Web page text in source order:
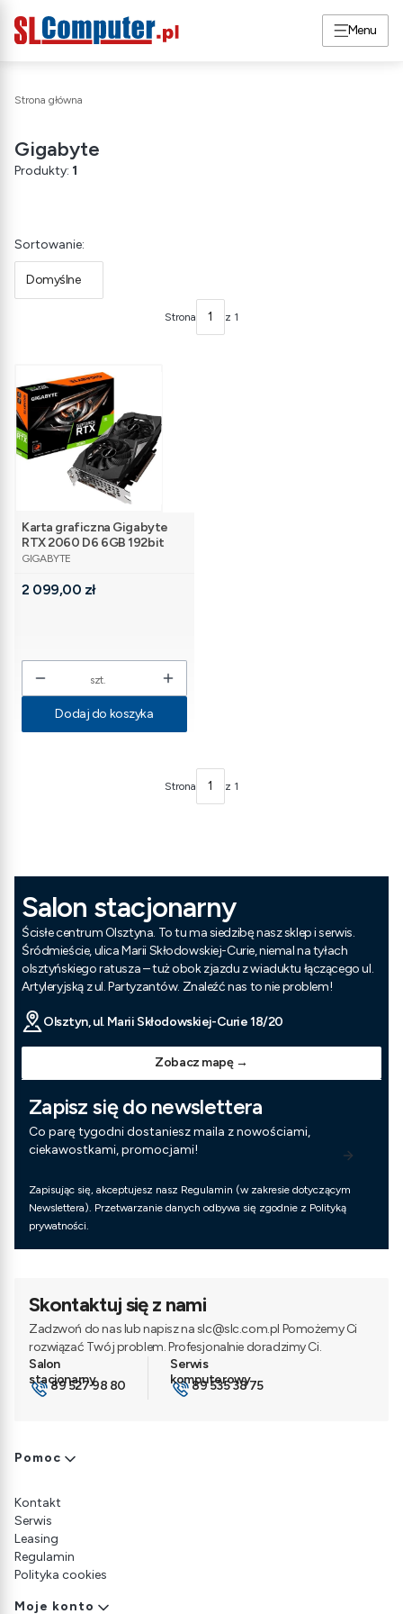
Menu
Strona główna
Gigabyte
Produkty: 1
Lista produktów
Sortowanie:
Domyślne
Strona z 1
Karta graficzna Gigabyte
RTX 2060 D6 6GB 192bit
GDDR6 3DP/HDMI [sl]
PRODUCENT
GIGABYTE
Cena
2 099,00 zł
szt.
Dodaj do koszyka
Strona z 1
Salon stacjonarny
Ścisłe centrum Olsztyna. To tu ma siedzibę nasz sklep i serwis.
Śródmieście, ulica Marii Skłodowskiej-Curie, niemal na tyłach
olsztyńskiego ratusza – tuż obok zjazdu z wiaduktu łączącego ul.
Artyleryjską z ul. Partyzantów. Znaleźć nas to nie problem!
Olsztyn, ul. Marii Skłodowskiej-Curie 18/20
Zobacz mapę →
Zapisz się do newslettera
Co parę tygodni dostaniesz maila z nowościami,
ciekawostkami, promocjami!
Zapisując się, akceptujesz nasz Regulamin (w zakresie dotyczącym
Newslettera). Przetwarzanie danych odbywa się zgodnie z Polityką
prywatności.
Skontaktuj się z nami
Zadzwoń do nas lub napisz na slc@slc.com.pl Pomożemy Ci
rozwiązać Twój problem. Profesjonalnie doradzimy Ci.
89 527 98 80 89 535 38 75
Linki w stopce
Pomoc
Kontakt
Serwis
Leasing
Regulamin
Polityka cookies
Moje konto